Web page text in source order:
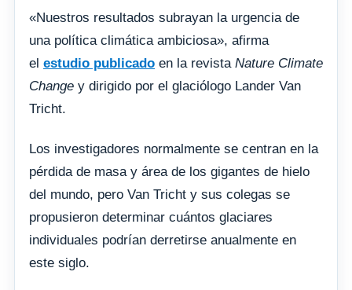
«Nuestros resultados subrayan la urgencia de
una política climática ambiciosa», afirma
el estudio publicado en la revista Nature Climate
Change y dirigido por el glaciólogo Lander Van
Tricht.
Los investigadores normalmente se centran en la
pérdida de masa y área de los gigantes de hielo
del mundo, pero Van Tricht y sus colegas se
propusieron determinar cuántos glaciares
individuales podrían derretirse anualmente en
este siglo.